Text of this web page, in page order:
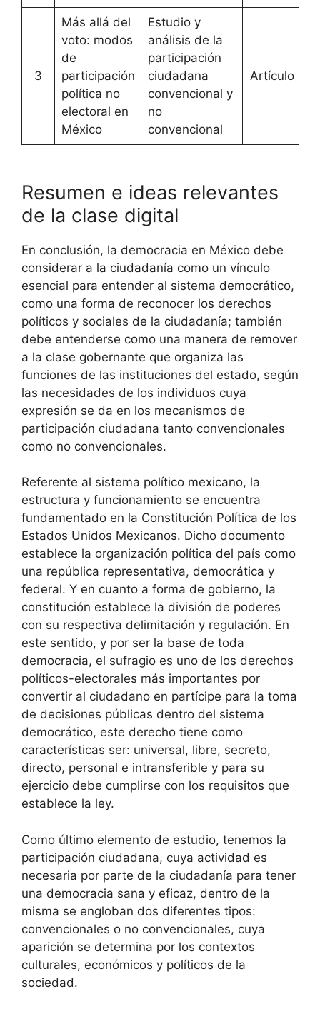
3
Más allá del
voto: modos
de
participación
política no
electoral en
México
Estudio y
análisis de la
participación
ciudadana
convencional y
no
convencional
Artículo
Resumen e ideas relevantes
de la clase digital
En conclusión, la democracia en México debe
considerar a la ciudadanía como un vínculo
esencial para entender al sistema democrático,
como una forma de reconocer los derechos
políticos y sociales de la ciudadanía; también
debe entenderse como una manera de remover
a la clase gobernante que organiza las
funciones de las instituciones del estado, según
las necesidades de los individuos cuya
expresión se da en los mecanismos de
participación ciudadana tanto convencionales
como no convencionales.
Referente al sistema político mexicano, la
estructura y funcionamiento se encuentra
fundamentado en la Constitución Política de los
Estados Unidos Mexicanos. Dicho documento
establece la organización política del país como
una república representativa, democrática y
federal. Y en cuanto a forma de gobierno, la
constitución establece la división de poderes
con su respectiva delimitación y regulación. En
este sentido, y por ser la base de toda
democracia, el sufragio es uno de los derechos
políticos-electorales más importantes por
convertir al ciudadano en partícipe para la toma
de decisiones públicas dentro del sistema
democrático, este derecho tiene como
características ser: universal, libre, secreto,
directo, personal e intransferible y para su
ejercicio debe cumplirse con los requisitos que
establece la ley.
Como último elemento de estudio, tenemos la
participación ciudadana, cuya actividad es
necesaria por parte de la ciudadanía para tener
una democracia sana y eficaz, dentro de la
misma se engloban dos diferentes tipos:
convencionales o no convencionales, cuya
aparición se determina por los contextos
culturales, económicos y políticos de la
sociedad.